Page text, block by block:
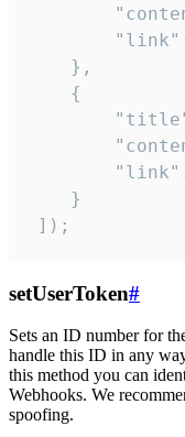
    },
    {
    }
]);
setUserToken#
Sets an ID number for
handle this ID in any
this method you can
Webhooks. We
spoofing.